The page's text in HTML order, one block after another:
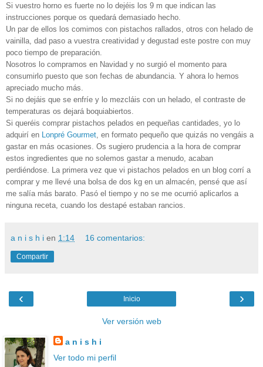
Si vuestro horno es fuerte no lo dejéis los 9 m que indican las
instrucciones porque os quedará demasiado hecho.
Un par de ellos los comimos con pistachos rallados, otros con helado de
vainilla, dad paso a vuestra creatividad y degustad este postre con muy
poco tiempo de preparación.
Nosotros lo compramos en Navidad y no surgió el momento para
consumirlo puesto que son fechas de abundancia. Y ahora lo hemos
apreciado mucho más.
Si no dejáis que se enfríe y lo mezcláis con un helado, el contraste de
temperaturas os dejará boquiabiertos.
Si queréis comprar pistachos pelados en pequeñas cantidades, yo lo
adquirí en
Lonpré Gourmet , en formato pequeño que quizás no vengáis a
gastar en más ocasiones. Os sugiero prudencia a la hora de comprar
estos ingredientes que no solemos gastar a menudo, acaban
perdiéndose. La primera vez que vi pistachos pelados en un blog corrí a
comprar y me llevé una bolsa de dos kg en un almacén, pensé que así
me salía más barato. Pasó el tiempo y no se me ocurrió aplicarlos a
ninguna receta, cuando los destapé estaban rancios.
a n i s h i en 1:14 16 comentarios:
Compartir
‹ ›
Inicio
Ver versión web
a n i s h i
Ver todo mi perfil